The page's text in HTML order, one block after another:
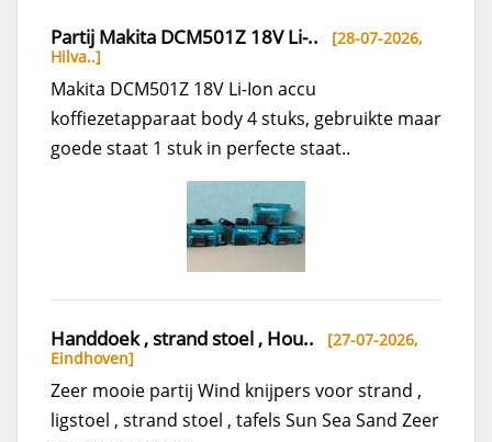
Partij Makita DCM501Z 18V Li-.. [28-07-2026,
Hilva..]
Makita DCM501Z 18V Li-Ion accu
koffiezetapparaat body 4 stuks, gebruikte maar
goede staat 1 stuk in perfecte staat..
Handdoek , strand stoel , Hou.. [27-07-2026,
Eindhoven]
Zeer mooie partij Wind knijpers voor strand ,
ligstoel , strand stoel , tafels Sun Sea Sand Zeer